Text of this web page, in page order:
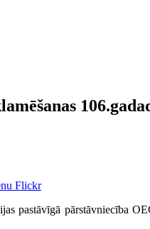
Flickr
pastāvīgā pārstāvniecība